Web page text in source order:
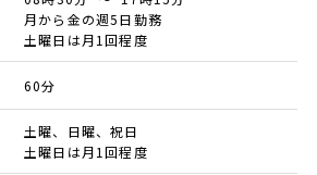
月から金の週5日勤務
土曜日は月1回程度
60分
土曜、日曜、祝日
土曜日は月1回程度